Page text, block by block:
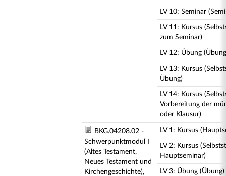
LV 10: Seminar
LV 11: Kursus
zum Seminar)
LV 12: Übung
LV 13: Kursus
Übung)
LV 14: Kursus
Vorbereitung der
oder Klausur)
BKG.04208.02 -
Schwerpunktmodul I
(Altes Testament,
Neues Testament und
Kirchengeschichte),
LV 1: Kursus
LV 2: Kursus
Hauptseminar)
LV 3: Übung (Übung)